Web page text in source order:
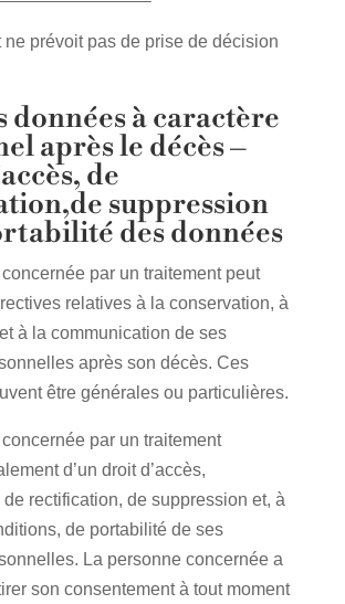
ne prévoit pas de prise de décision
données à caractère
après le décès –
de
suppression
des données
par un traitement peut
relatives à la conservation, à
et à la communication de ses
après son décès. Ces
être générales ou particulières.
par un traitement
d’un droit d’accès,
de rectification, de suppression et, à
de portabilité de ses
La personne concernée a
son consentement à tout moment